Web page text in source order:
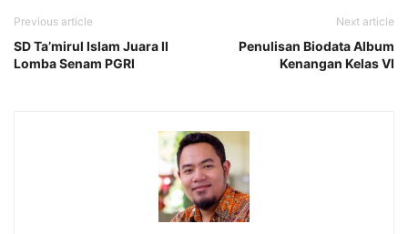
Previous article
SD Ta’mirul Islam Juara II
Lomba Senam PGRI
Next article
Penulisan Biodata Album
Kenangan Kelas VI